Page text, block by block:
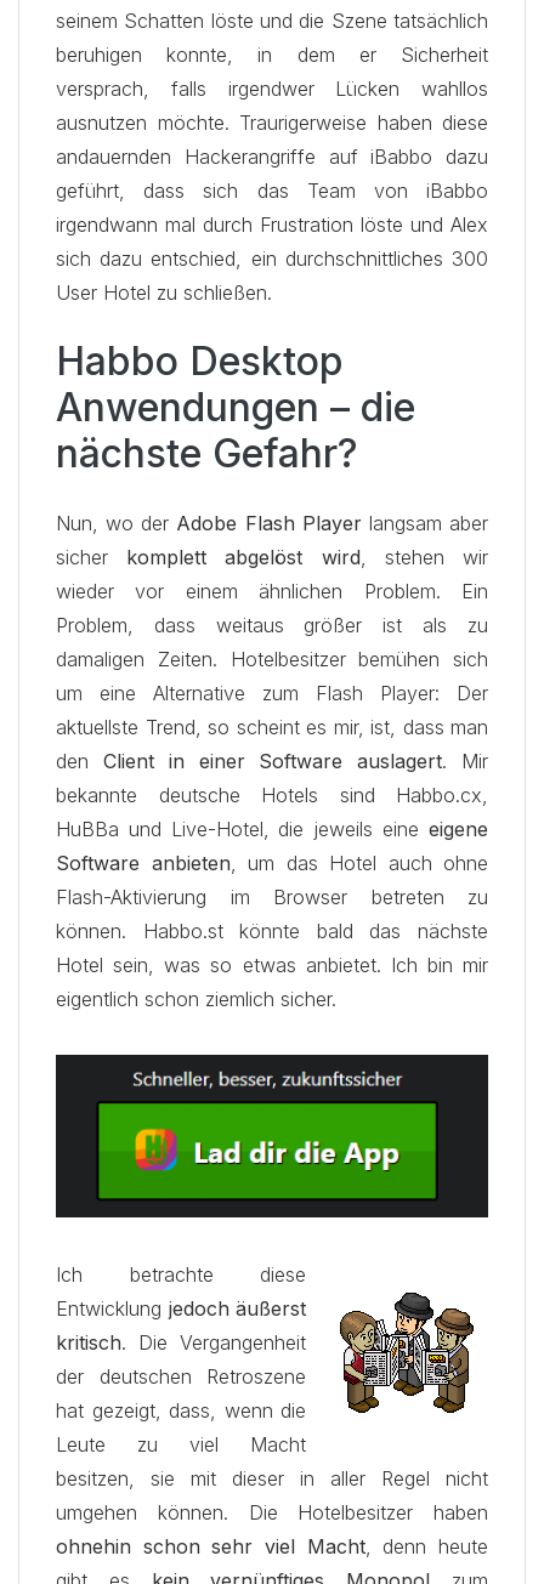
seinem Schatten löste und die Szene tatsächlich
beruhigen konnte, in dem er Sicherheit
versprach, falls irgendwer Lücken wahllos
ausnutzen möchte. Traurigerweise haben diese
andauernden Hackerangriffe auf iBabbo dazu
geführt, dass sich das Team von iBabbo
irgendwann mal durch Frustration löste und Alex
sich dazu entschied, ein durchschnittliches 300
User Hotel zu schließen.
Habbo Desktop
Anwendungen – die
nächste Gefahr?
Nun, wo der Adobe Flash Playerlangsam aber
sicher komplett abgelöst wird , stehen wir
wieder vor einem ähnlichen Problem. Ein
Problem, dass weitaus größer ist als zu
damaligen Zeiten. Hotelbesitzer bemühen sich
um eine Alternative zum Flash Player: Der
aktuellste Trend, so scheint es mir, ist, dass man
den Client in einer Software auslagert. Mir
bekannte deutsche Hotels sind Habbo.cx,
HuBBa und Live-Hotel, die jeweils eine eigene
Software anbieten , um das Hotel auch ohne
Flash-Aktivierung im Browser betreten zu
können. Habbo.st könnte bald das nächste
Hotel sein, was so etwas anbietet. Ich bin mir
eigentlich schon ziemlich sicher.
Ich betrachte diese
Entwicklung jedoch äußerst
kritisch. Die Vergangenheit
der deutschen Retroszene
hat gezeigt, dass, wenn die
Leute zu viel Macht
besitzen, sie mit dieser in aller Regel nicht
umgehen können. Die Hotelbesitzer haben
ohnehin schon sehr viel Macht, denn heute